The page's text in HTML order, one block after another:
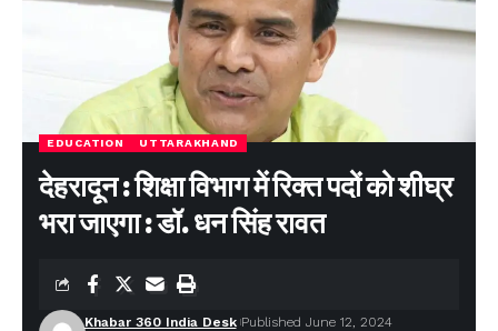
EDUCATION UTTARAKHAND
देहरादून : शिक्षा विभाग में रिक्त पदों को शीघ्र
भरा जाएगा : डॉ. धन सिंह रावत
Khabar 360 India Desk Published June 12, 2024